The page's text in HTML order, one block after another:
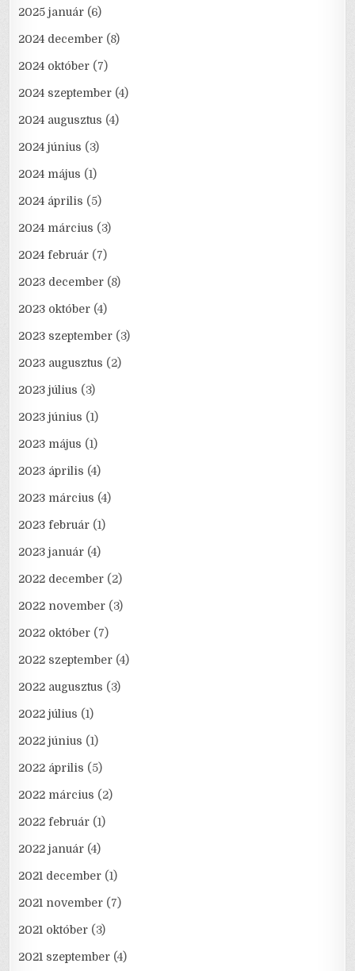
2025 január (6)
2024 december (8)
2024 október (7)
2024 szeptember (4)
2024 augusztus (4)
2024 június (3)
2024 május (1)
2024 április (5)
2024 március (3)
2024 február (7)
2023 december (8)
2023 október (4)
2023 szeptember (3)
2023 augusztus (2)
2023 július (3)
2023 június (1)
2023 május (1)
2023 április (4)
2023 március (4)
2023 február (1)
2023 január (4)
2022 december (2)
2022 november (3)
2022 október (7)
2022 szeptember (4)
2022 augusztus (3)
2022 július (1)
2022 június (1)
2022 április (5)
2022 március (2)
2022 február (1)
2022 január (4)
2021 december (1)
2021 november (7)
2021 október (3)
2021 szeptember (4)